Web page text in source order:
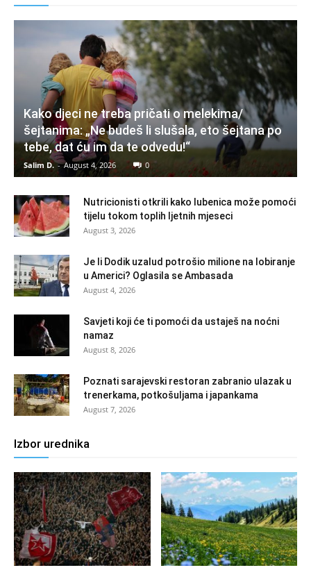
Kako djeci ne treba pričati o melekima/
šejtanima: „Ne budeš li slušala, eto šejtana po
tebe, dat ću im da te odvedu!“
Salim D. - August 4, 2026 0
Nutricionisti otkrili kako lubenica može pomoći
tijelu tokom toplih ljetnih mjeseci
August 3, 2026
Je li Dodik uzalud potrošio milione na lobiranje
u Americi? Oglasila se Ambasada
August 4, 2026
Savjeti koji će ti pomoći da ustaješ na noćni
namaz
August 8, 2026
Poznati sarajevski restoran zabranio ulazak u
trenerkama, potkošuljama i japankama
August 7, 2026
Izbor urednika